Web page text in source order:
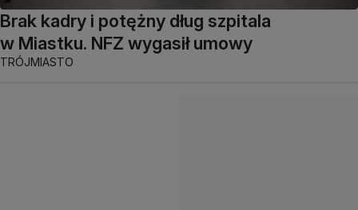
Brak kadry i potężny dług szpitala
w Miastku. NFZ wygasił umowy
TRÓJMIASTO